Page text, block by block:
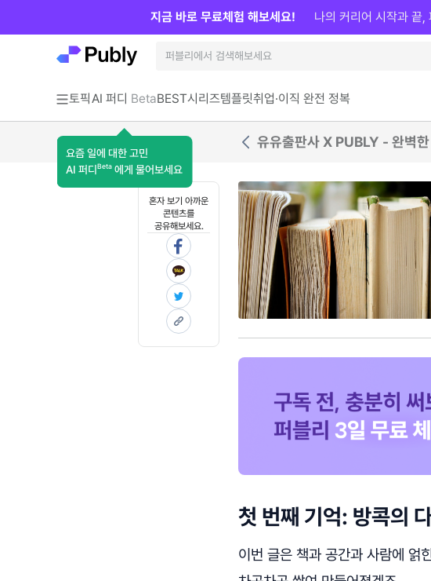
토픽AI 퍼디 Beta
요즘 일에 대한 고민
AI 퍼디 Beta 에게 물어보세요
BEST시리즈템플릿취업·이직 완전 정복
지금 바로 무료체험 해보세요! 나의 커리어 시작과 끝,
유유출판사 X PUBLY - 완벽
혼자 보기 아까운
콘텐츠를
공유해보세요.
첫 번째 기억: 방콕의
이번 글은 책과 공간과 사람에 얽